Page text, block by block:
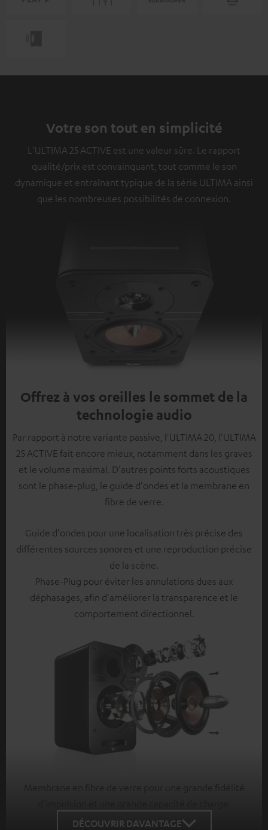
Votre son tout en simplicité
L'ULTIMA 25 ACTIVE est une valeur sûre. Le rapport
qualité/prix est convainquant, tout comme le son
dynamique et entraînant typique de la série ULTIMA ainsi
que les nombreuses possibilités de connexion.
Offrez à vos oreilles le sommet de la
technologie audio
Par rapport à notre variante passive, l'ULTIMA 20, l'ULTIMA
25 ACTIVE fait encore mieux, notamment dans les graves
et le volume maximal. D'autres points forts acoustiques
sont le phase-plug, le guide d'ondes et la membrane en
fibre de verre.
Guide d'ondes pour une localisation très précise des
différentes sources sonores et une reproduction précise
de la scène.
Phase-Plug pour éviter les annulations dues aux
déphasages, afin d'améliorer la transparence et le
comportement directionnel.
DÉCOUVRIR DAVANTAGE